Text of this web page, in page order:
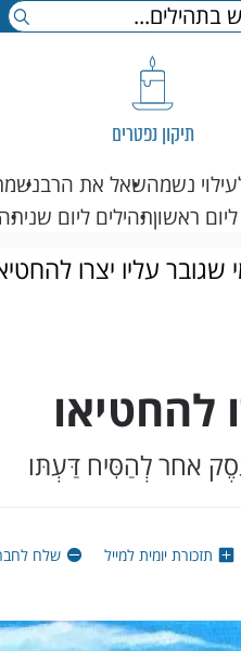
תיקון נפטרים
נשמהשאל את הרב
ראשוןתהילים ליום שני
שגובר עליו יצרו
להחטיאו
אחר לְהַסִּיח דַּעְתּו
תזכורת יומית למייל שלח